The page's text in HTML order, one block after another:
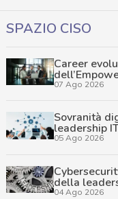
SPAZIO CISO
Career
07 Ago 2026
Sovranità
leadership
05 Ago 2026
della
04 Ago 2026